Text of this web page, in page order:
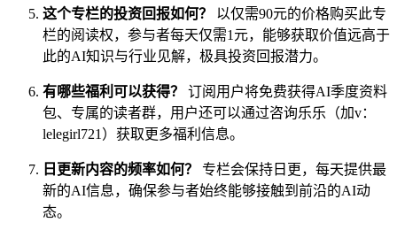
这个专栏的投资回报如何？
以仅需90元的价格购买此专
栏的阅读权，参与者每天仅需1元，能够获取价值远高于
此的AI知识与行业见解，极具投资回报潜力。
有哪些福利可以获得？
订阅用户将免费获得AI季度资料
包、专属的读者群，用户还可以通过咨询乐乐（加v：
lelegirl721）获取更多福利信息。
日更新内容的频率如何？
专栏会保持日更，每天提供最
新的AI信息，确保参与者始终能够接触到前沿的AI动
态。